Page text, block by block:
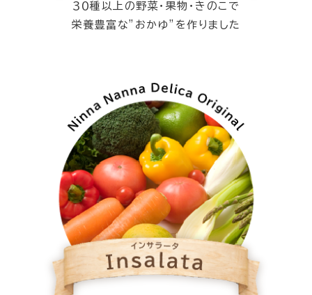
３０種以上の野菜・果物・きのこで
栄養豊富な”おかゆ”を作りました